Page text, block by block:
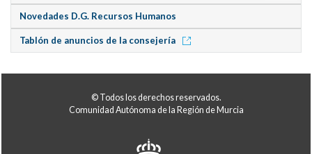
Novedades D.G. Recursos Humanos
Tablón de anuncios de la consejería
© Todos los derechos reservados.
Comunidad Autónoma de la Región de Murcia